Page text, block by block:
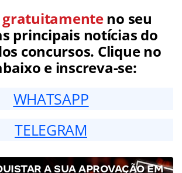
gratuitamenteno seu
principais notícias do
concursos. Clique no
e inscreva-se:
WHATSAPP
TELEGRAM
A SUA APROVAÇÃO EM